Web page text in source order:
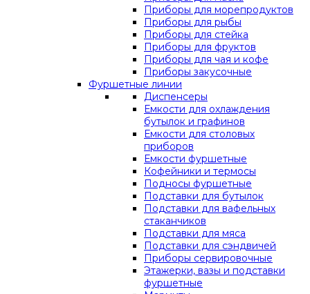
Приборы для морепродуктов
Приборы для рыбы
Приборы для стейка
Приборы для фруктов
Приборы для чая и кофе
Приборы закусочные
Фуршетные линии
Диспенсеры
Емкости для охлаждения
бутылок и графинов
Емкости для столовых
приборов
Емкости фуршетные
Кофейники и термосы
Подносы фуршетные
Подставки для бутылок
Подставки для вафельных
стаканчиков
Подставки для мяса
Подставки для сэндвичей
Приборы сервировочные
Этажерки, вазы и подставки
фуршетные